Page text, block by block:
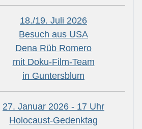
18./19. Juli 2026
Besuch aus USA
Dena Rüb Romero
mit Doku-Film-Team
in Guntersblum
27. Januar 2026 - 17 Uhr
Holocaust-Gedenktag